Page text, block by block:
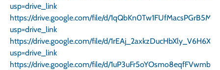
usp=drive_link
https://drive.google.com/file/d/
usp=drive_link
https://drive.google.com/file/d/
usp=drive_link
https://drive.google.com/file/d/